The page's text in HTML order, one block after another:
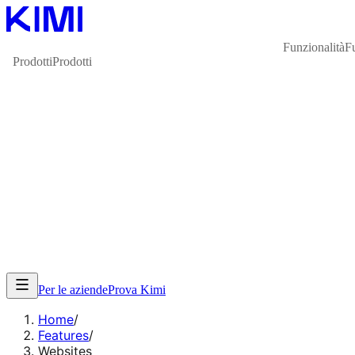
ProdottiProdotti
Funzionalità
Per le aziendeProva Kimi
Home/
Features/
Websites